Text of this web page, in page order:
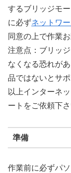
するブリッジモ
に必ずネットワ
同意の上で作業
注意点：ブリッ
なくなる恐れが
品ではないとサ
以上インターネ
ートをご依頼下さ
準備
作業前に必ずパ